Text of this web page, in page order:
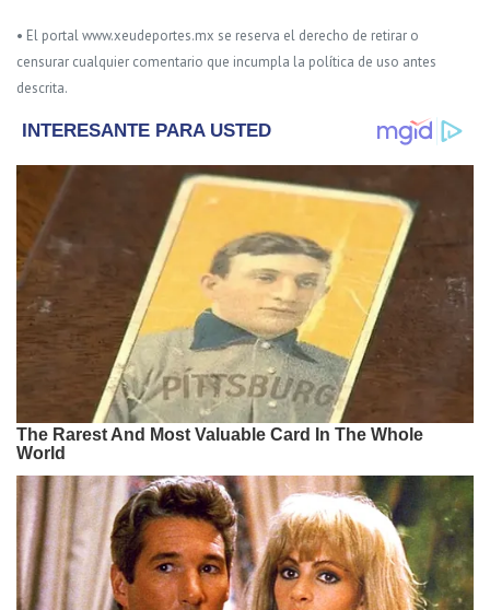
• El portal www.xeudeportes.mx se reserva el derecho de retirar o
censurar cualquier comentario que incumpla la política de uso antes
descrita.